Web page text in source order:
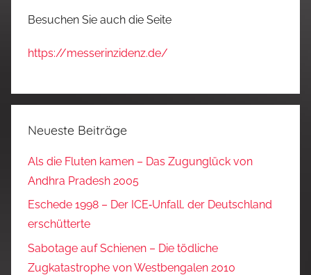
Besuchen Sie auch die Seite
https://messerinzidenz.de/
Neueste Beiträge
Als die Fluten kamen – Das Zugunglück von
Andhra Pradesh 2005
Eschede 1998 – Der ICE‑Unfall, der Deutschland
erschütterte
Sabotage auf Schienen – Die tödliche
Zugkatastrophe von Westbengalen 2010